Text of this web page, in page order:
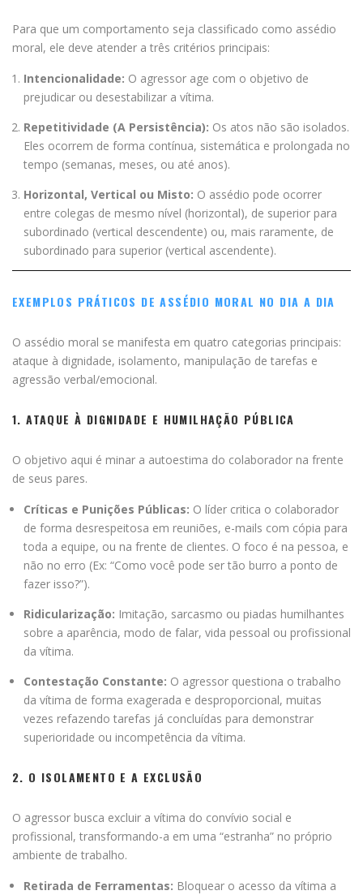
Para que um comportamento seja classificado como assédio
moral, ele deve atender a três critérios principais:
Intencionalidade: O agressor age com o objetivo de
prejudicar ou desestabilizar a vítima.
Repetitividade (A Persistência): Os atos não são isolados.
Eles ocorrem de forma contínua, sistemática e prolongada no
tempo (semanas, meses, ou até anos).
Horizontal, Vertical ou Misto: O assédio pode ocorrer
entre colegas de mesmo nível (horizontal), de superior para
subordinado (vertical descendente) ou, mais raramente, de
subordinado para superior (vertical ascendente).
EXEMPLOS PRÁTICOS DE ASSÉDIO MORAL NO DIA A DIA
O assédio moral se manifesta em quatro categorias principais:
ataque à dignidade, isolamento, manipulação de tarefas e
agressão verbal/emocional.
1. ATAQUE À DIGNIDADE E HUMILHAÇÃO PÚBLICA
O objetivo aqui é minar a autoestima do colaborador na frente
de seus pares.
Críticas e Punições Públicas: O líder critica o colaborador
de forma desrespeitosa em reuniões, e-mails com cópia para
toda a equipe, ou na frente de clientes. O foco é na pessoa, e
não no erro (Ex: “Como você pode ser tão burro a ponto de
fazer isso?”).
Ridicularização: Imitação, sarcasmo ou piadas humilhantes
sobre a aparência, modo de falar, vida pessoal ou profissional
da vítima.
Contestação Constante: O agressor questiona o trabalho
da vítima de forma exagerada e desproporcional, muitas
vezes refazendo tarefas já concluídas para demonstrar
superioridade ou incompetência da vítima.
2. O ISOLAMENTO E A EXCLUSÃO
O agressor busca excluir a vítima do convívio social e
profissional, transformando-a em uma “estranha” no próprio
ambiente de trabalho.
Retirada de Ferramentas: Bloquear o acesso da vítima a